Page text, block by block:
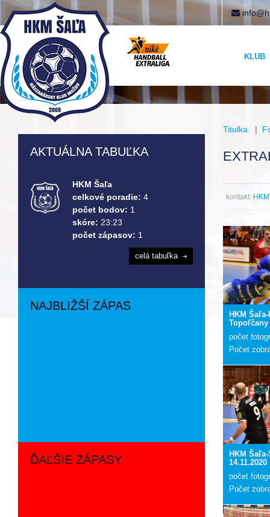
KLUB
Titulka |
kontakt:
HKM
Topoľčany
počet
Počet
HKM
14.11.2020
počet
Počet
AKTUÁLNA TABUĽKA
HKM Šaľa
celkové poradie: 4
počet bodov: 1
skóre: 23:23
počet zápasov: 1
celá tabuľka
NAJBLIŽŠÍ ZÁPAS
ĎAĽŠIE ZÁPASY